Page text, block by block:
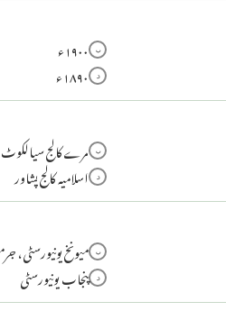
ب ۱۹۰۰ء
د ۱۸۹۰ء
ب مرے کالج سیالکوٹ
د اسلامیہ کالج پشاور
ب میونخ یونیورسٹی،
د پنجاب یونیورسٹی